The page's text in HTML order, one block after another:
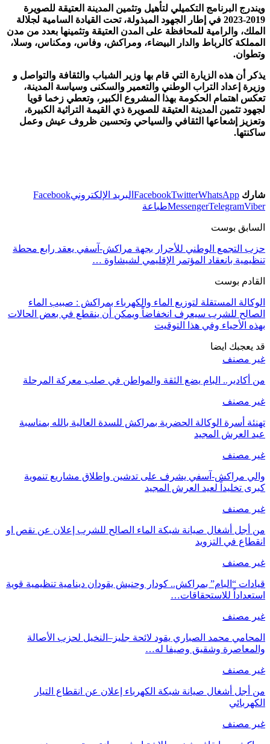
ويندرج البرنامج التكميلي لتأهيل وتثمين المدينة العتيقة للصويرة
2019-2023 في إطار الجهود المبذولة، تحت القيادة السامية لجلالة
الملك، والرامية للمحافظة على المدن العتيقة وتثمينها بعدد من مدن
المملكة كالرباط والدار البيضاء، ومراكش، وفاس، ومكناس، وسلا،
وتطوان.
يذكر أن هذه الزيارة التي قام بها وزير الشباب والثقافة والتواصل و
وزيرة إعداد التراب الوطني والتعمير والسكنى وسياسة المدينة،
تعكس اهتمام الحكومة بهذا المشروع الكبير، وتعطي زخما قويا
لجهود تثمين المدينة العتيقة للصويرة ذي القيمة التراثية الكبيرة،
وتعزيز إشعاعها الثقافي والسياحي وتحسين ظروف عيش وعمل
ساكنتها.
شارك FacebookTwitterWhatsApp البريد الإلكترونيFacebook
MessengerTelegramViber طباعة
السابق بوست
حزب التجمع الوطني للأحرار بجهة مراكش-آسفي يعقد رابع محطة
تنظيمية بانعقاد المؤتمر الإقليمي لشيشاوة …
القادم بوست
الوكالة المستقلة لتوزيع الماء والكهرباء بمراكش : صبيب الماء
الصالح للشرب سيعرف انخفاضاً ويمكن أن ينقطع في بعض الحالات
بهذه الأحياء وفي هذا التوقيت
قد يعجبك ايضا
غير مصنف
من أكادير.. البام يضع الثقة والمواطن في صلب معركة المرحلة
غير مصنف
تهنئة أسرة الوكالة الحضرية بمراكش للسدة العالية بالله بمناسبة
عيد العرش المجيد
غير مصنف
والي مراكش-آسفي يشرف على تدشين وإطلاق مشاريع تنموية
كبرى تخليداً لعيد العرش المجيد
غير مصنف
من أجل أشغال صيانة شبكة الماء الصالح للشرب إعلان عن نقص او
انقطاع في التزويد
غير مصنف
قيادات “البام” بمراكش.. كودار وحنيش يقودان دينامية تنظيمية قوية
استعداداً للاستحقاقات…
غير مصنف
المحامي محمد الصباري يقود لائحة جليز–النخيل لحزب الأصالة
والمعاصرة وشقيق وصيفا له…
غير مصنف
من أجل أشغال صيانة شبكة الكهرباء إعلان عن انقطاع التيار
الكهربائي
غير مصنف